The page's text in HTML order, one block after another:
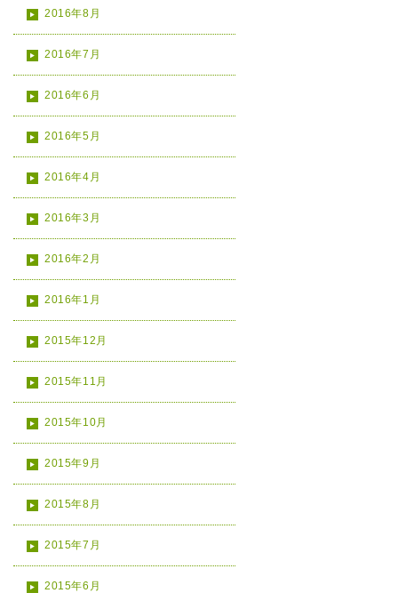
2016年8月
2016年7月
2016年6月
2016年5月
2016年4月
2016年3月
2016年2月
2016年1月
2015年12月
2015年11月
2015年10月
2015年9月
2015年8月
2015年7月
2015年6月